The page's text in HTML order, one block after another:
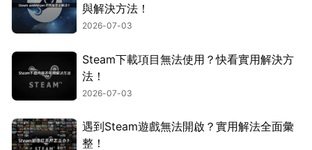
與解決方法！
2026-07-03
Steam下載項目無法使用？快看實用解決方
法！
2026-07-03
遇到Steam遊戲無法開啟？實用解法全面彙
整！